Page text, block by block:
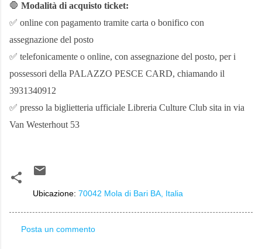
🛑 Modalità di acquisto ticket:
✅ online con pagamento tramite carta o bonifico con
assegnazione del posto
✅ telefonicamente o online, con assegnazione del posto, per i
possessori della PALAZZO PESCE CARD, chiamando il
3931340912
✅ presso la biglietteria ufficiale Libreria Culture Club sita in via
Van Westerhout 53
Ubicazione: 70042 Mola di Bari BA, Italia
Posta un commento